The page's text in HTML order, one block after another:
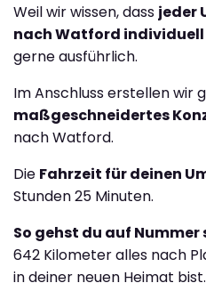
Weil wir wissen, dass jeder
nach Watford
gerne ausführlich.
Im Anschluss erstellen wir
maßgeschneidertes
nach Watford.
Die Fahrzeit für deinen
Stunden 25 Minuten.
So gehst du auf Nummer
642 Kilometer alles nach
in deiner neuen Heimat bist.